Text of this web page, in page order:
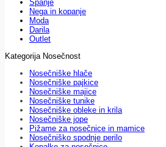
Spanje
Nega in kopanje
Moda
Darila
Outlet
Kategorija Nosečnost
Nosečniške hlače
Nosečniške pajkice
Nosečniške majice
Nosečniške tunike
Nosečniške obleke in krila
Nosečniške jope
Pižame za nosečnice in mamice
Nosečniško spodnje perilo